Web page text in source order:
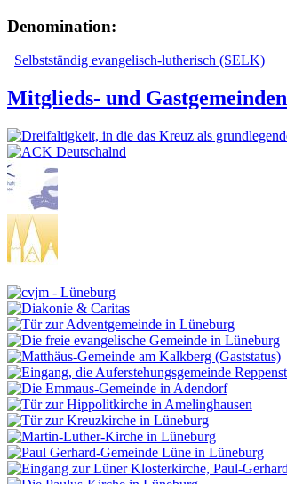
Denomination:
Selbstständig evangelisch-lutherisch (SELK)
Mitglieds- und